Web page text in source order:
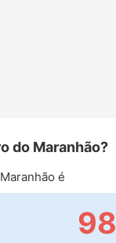
do Maranhão?
é
98